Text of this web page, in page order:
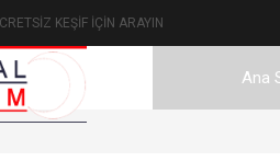
KEŞİF İÇİN ARAYIN
Ana